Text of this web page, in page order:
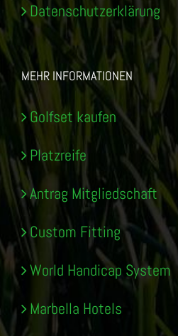
Datenschutzerklärung
MEHR INFORMATIONEN
Golfset kaufen
Platzreife
Antrag Mitgliedschaft
Custom Fitting
World Handicap System
Marbella Hotels